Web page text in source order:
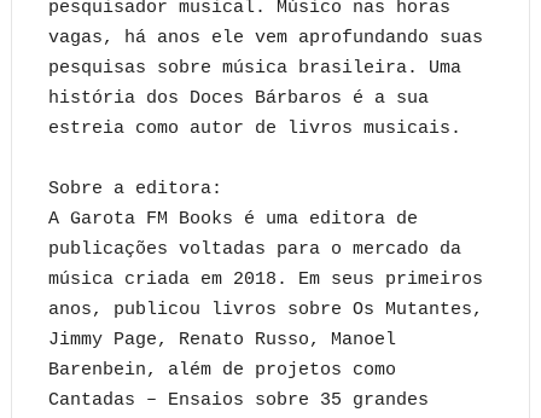
pesquisador musical. Músico nas horas
vagas, há anos ele vem aprofundando suas
pesquisas sobre música brasileira. Uma
história dos Doces Bárbaros é a sua
estreia como autor de livros musicais.
Sobre a editora:
A Garota FM Books é uma editora de
publicações voltadas para o mercado da
música criada em 2018. Em seus primeiros
anos, publicou livros sobre Os Mutantes,
Jimmy Page, Renato Russo, Manoel
Barenbein, além de projetos como
Cantadas – Ensaios sobre 35 grandes